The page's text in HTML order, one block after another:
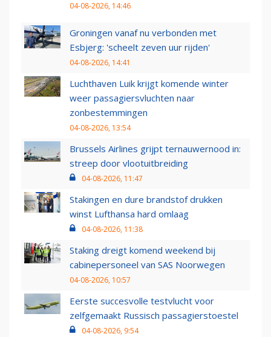
04-08-2026, 14:46
Groningen vanaf nu verbonden met
Esbjerg: 'scheelt zeven uur rijden'
04-08-2026, 14:41
Luchthaven Luik krijgt komende winter
weer passagiersvluchten naar
zonbestemmingen
04-08-2026, 13:54
Brussels Airlines grijpt ternauwernood in:
streep door vlootuitbreiding
04-08-2026, 11:47
Stakingen en dure brandstof drukken
winst Lufthansa hard omlaag
04-08-2026, 11:38
Staking dreigt komend weekend bij
cabinepersoneel van SAS Noorwegen
04-08-2026, 10:57
Eerste succesvolle testvlucht voor
zelfgemaakt Russisch passagierstoestel
04-08-2026, 9:54